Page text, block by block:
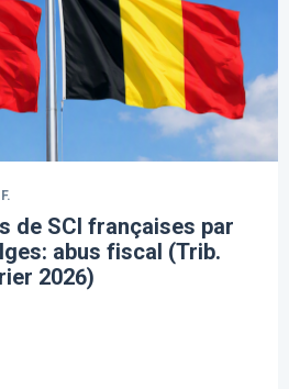
de SCI françaises par
abus fiscal (Trib.
2026)